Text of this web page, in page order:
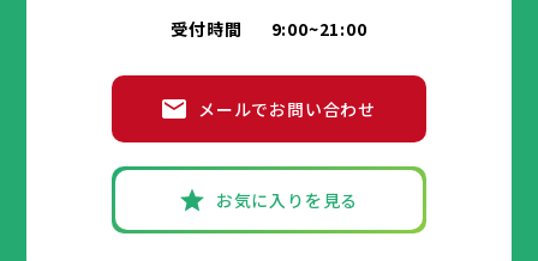
受付時間 9:00~21:00
メールでお問い合わせ
お気に入りを見る